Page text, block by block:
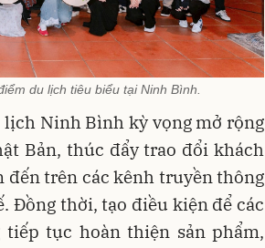
du lịch tiêu biểu tại Ninh Bình.
Ninh Bình kỳ vọng mở rộng
Bản, thúc đẩy trao đổi khách
đến trên các kênh truyền thông
Đồng thời, tạo điều kiện để các
tục hoàn thiện sản phẩm,